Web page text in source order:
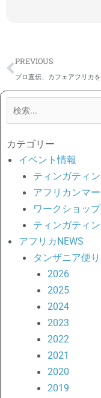
Prev
PREVIOUS
検
象:
カテゴリー
イベント情報
ティンガティ
アフリカンマ
ワークショップ
ティンガティ
アフリカNEWS
タンザニア便り
2026
2025
2024
2023
2022
2021
2020
2019